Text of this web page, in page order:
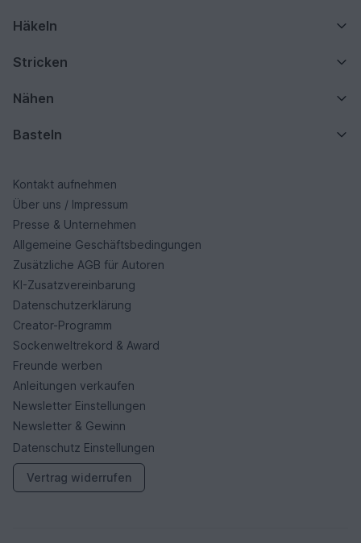
Häkeln
Stricken
Nähen
Basteln
Kontakt aufnehmen
Über uns / Impressum
Presse & Unternehmen
Allgemeine Geschäftsbedingungen
Zusätzliche AGB für Autoren
KI-Zusatzvereinbarung
Datenschutzerklärung
Creator-Programm
Sockenweltrekord & Award
Freunde werben
Anleitungen verkaufen
Newsletter Einstellungen
Newsletter & Gewinn
Datenschutz Einstellungen
Vertrag widerrufen